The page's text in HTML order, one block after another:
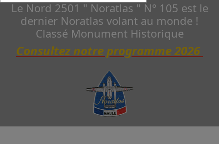
Le Nord 2501 " Noratlas " N° 105 est le
dernier Noratlas volant au monde !
Classé Monument Historique
Consultez notre programme 2026